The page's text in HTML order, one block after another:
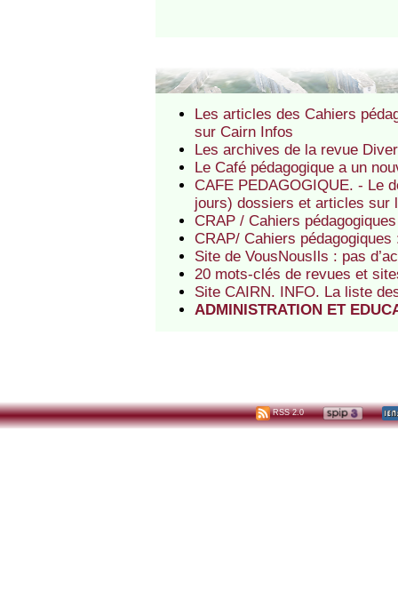
Les articles des Cahiers
sur Cairn Infos
Les archives de la revue
Le Café pédagogique a un
CAFE PEDAGOGIQUE. - Le
jours) dossiers et articles sur
CRAP / Cahiers
CRAP/ Cahiers
Site de VousNousIls : pas
20 mots-clés de revues et
Site CAIRN. INFO. La liste
ADMINISTRATION ET
RSS 2.0